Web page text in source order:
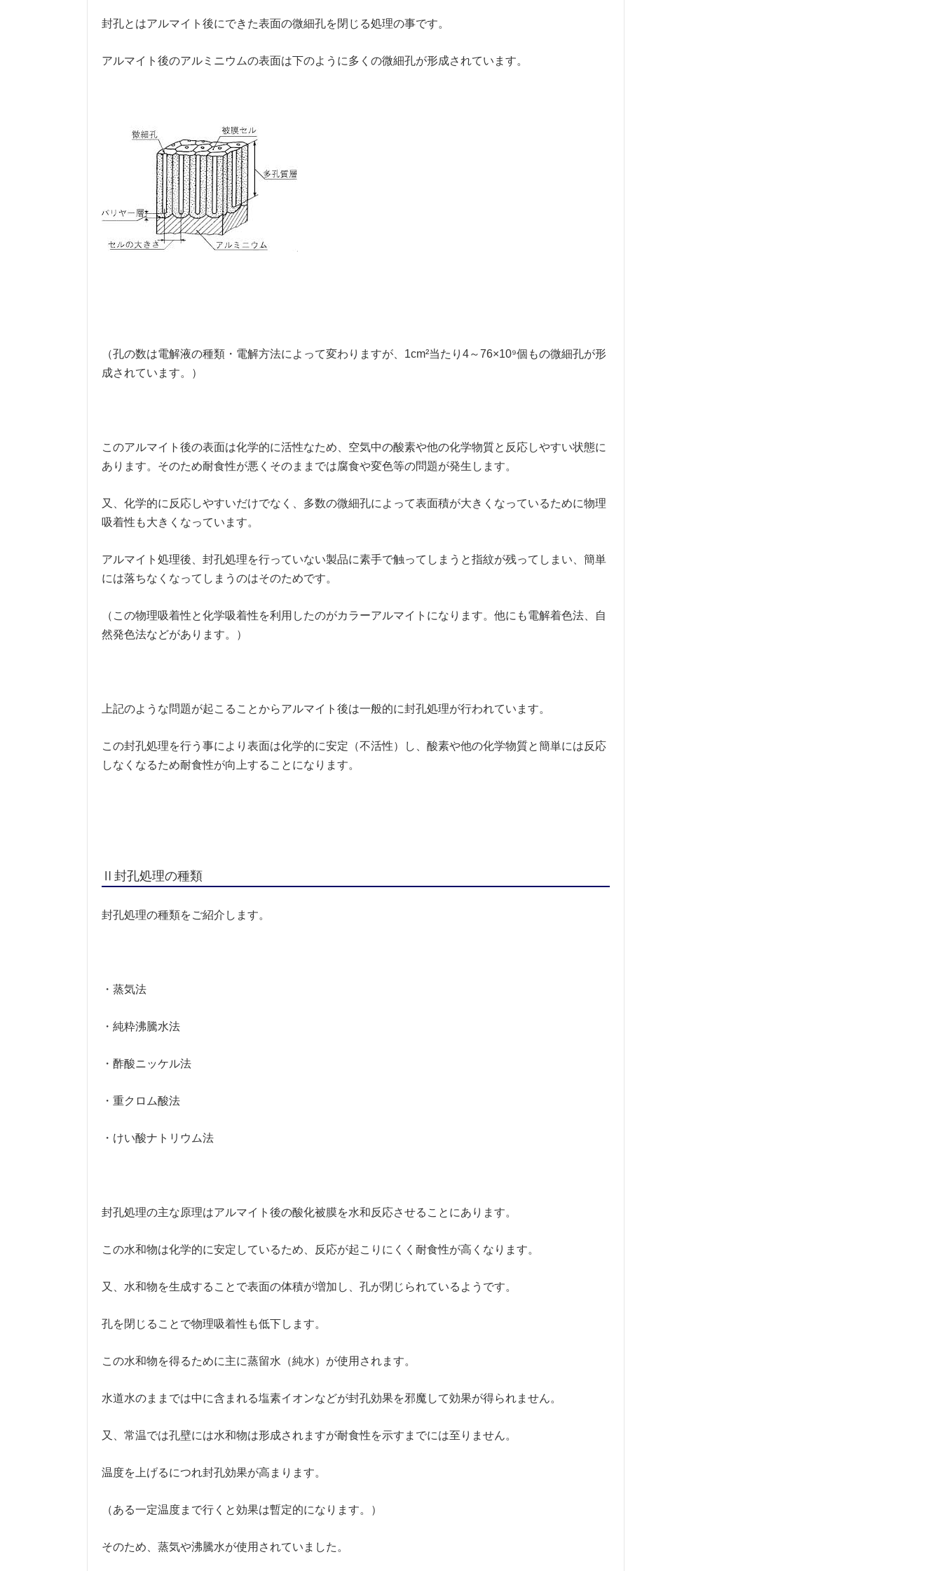
封孔とはアルマイト後にできた表面の微細孔を閉じる処理の事です。
アルマイト後のアルミニウムの表面は下のように多くの微細孔が形成されています。
（孔の数は電解液の種類・電解方法によって変わりますが、 1cm²当たり 4～76×10⁹個もの微細孔が形
成されています。）
このアルマイト後の表面は化学的に活性なため、空気中の酸素や他の化学物質と反応しやすい状態に
あります。そのため耐食性が悪くそのままでは腐食や変色等の問題が発生します。
又、化学的に反応しやすいだけでなく、多数の微細孔によって表面積が大きくなっているために物理
吸着性も大きくなっています。
アルマイト処理後、封孔処理を行っていない製品に素手で触ってしまうと指紋が残ってしまい、簡単
には落ちなくなってしまうのはそのためです。
（この物理吸着性と化学吸着性を利用したのがカラーアルマイトになります。他にも電解着色法、自
然発色法などがあります。）
上記のような問題が起こることからアルマイト後は一般的に封孔処理が行われています。
この封孔処理を行う事により表面は化学的に安定（不活性）し、酸素や他の化学物質と簡単には反応
しなくなるため耐食性が向上することになります。
Ⅱ封孔処理の種類
封孔処理の種類をご紹介します。
・蒸気法
・純粋沸騰水法
・酢酸ニッケル法
・重クロム酸法
・けい酸ナトリウム法
封孔処理の主な原理はアルマイト後の酸化被膜を水和反応させることにあります。
この水和物は化学的に安定しているため、反応が起こりにくく耐食性が高くなります。
又、水和物を生成することで表面の体積が増加し、孔が閉じられているようです。
孔を閉じることで物理吸着性も低下します。
この水和物を得るために主に蒸留水（純水）が使用されます。
水道水のままでは中に含まれる塩素イオンなどが封孔効果を邪魔して効果が得られません。
又、常温では孔壁には水和物は形成されますが耐食性を示すまでには至りません。
温度を上げるにつれ封孔効果が高まります。
（ある一定温度まで行くと効果は暫定的になります。）
そのため、蒸気や沸騰水が使用されていました。